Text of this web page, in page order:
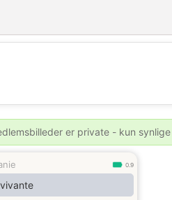
💕
er private - kun
0.9